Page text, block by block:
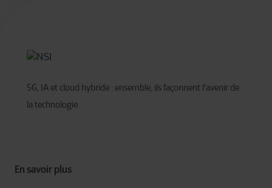
5G, IA et cloud hybride : ensemble, ils façonnent l'avenir de
la technologie
En savoir plus